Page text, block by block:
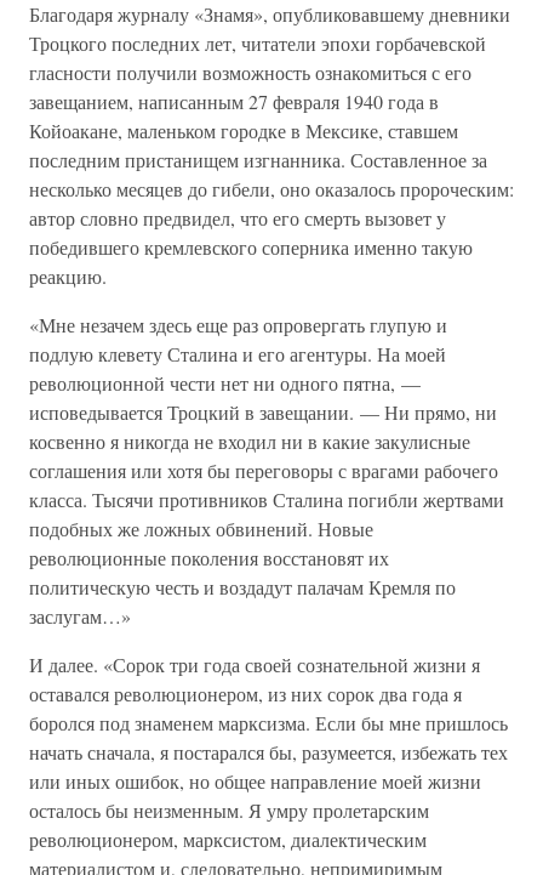
Благодаря журналу «Знамя», опубликовавшему дневники
Троцкого последних лет, читатели эпохи горбачевской
гласности получили возможность ознакомиться с его
завещанием, написанным 27 февраля 1940 года в
Койоакане, маленьком городке в Мексике, ставшем
последним пристанищем изгнанника. Составленное за
несколько месяцев до гибели, оно оказалось пророческим:
автор словно предвидел, что его смерть вызовет у
победившего кремлевского соперника именно такую
реакцию.
«Мне незачем здесь еще раз опровергать глупую и
подлую клевету Сталина и его агентуры. На моей
революционной чести нет ни одного пятна, —
исповедывается Троцкий в завещании. — Ни прямо, ни
косвенно я никогда не входил ни в какие закулисные
соглашения или хотя бы переговоры с врагами рабочего
класса. Тысячи противников Сталина погибли жертвами
подобных же ложных обвинений. Новые
революционные поколения восстановят их
политическую честь и воздадут палачам Кремля по
заслугам…»
И далее. «Сорок три года своей сознательной жизни я
оставался революционером, из них сорок два года я
боролся под знаменем марксизма. Если бы мне пришлось
начать сначала, я постарался бы, разумеется, избежать тех
или иных ошибок, но общее направление моей жизни
осталось бы неизменным. Я умру пролетарским
революционером, марксистом, диалектическим
материалистом и, следовательно, непримиримым